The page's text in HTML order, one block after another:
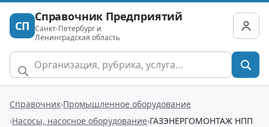
СП
Справочник Предприятий
Санкт-Петербург и
Ленинградская область
Справочник Промышленное оборудование
Насосы, насосное оборудование ГАЗЭНЕРГОМОНТАЖ НПП